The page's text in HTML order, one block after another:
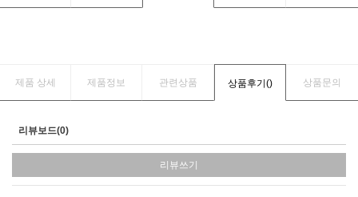
제품 상세 제품정보 관련상품 상품후기() 상품문의
리뷰보드(0)
리뷰쓰기